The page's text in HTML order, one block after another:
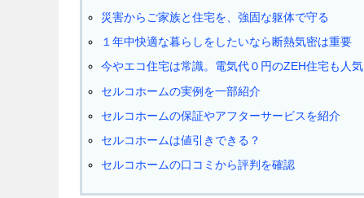
災害からご家族と住宅を、強固な躯体で守る
１年中快適な暮らしをしたいなら断熱気密は重要
今やエコ住宅は常識。電気代０円のZEH住宅も人気
セルコホームの実例を一部紹介
セルコホームの保証やアフターサービスを紹介
セルコホームは値引きできる？
セルコホームの口コミから評判を確認